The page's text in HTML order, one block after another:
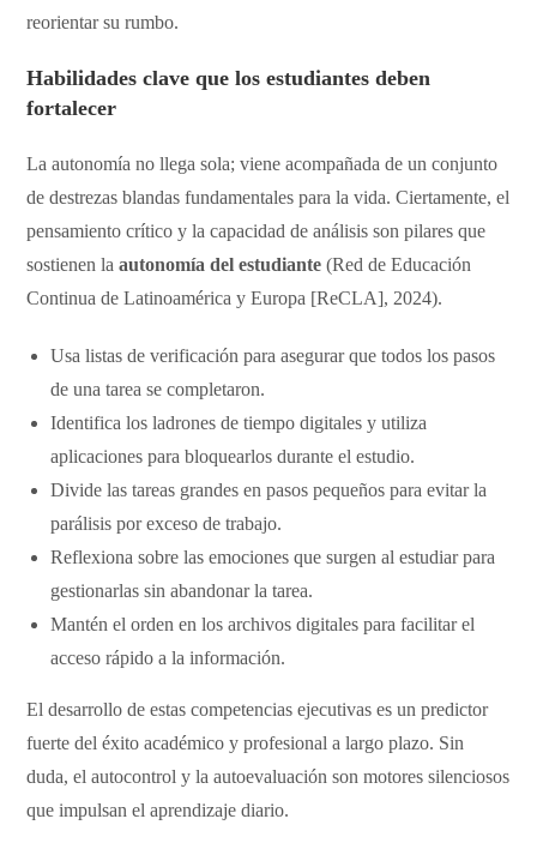
reorientar su rumbo.
​Habilidades clave que los estudiantes deben
fortalecer
​La autonomía no llega sola; viene acompañada de un conjunto
de destrezas blandas fundamentales para la vida. Ciertamente, el
pensamiento crítico y la capacidad de análisis son pilares que
sostienen laautonomía del estudiante (Red de Educación
Continua de Latinoamérica y Europa [ReCLA], 2024).
​Usa listas de verificación para asegurar que todos los pasos
de una tarea se completaron.
​Identifica los ladrones de tiempo digitales y utiliza
aplicaciones para bloquearlos durante el estudio.
​Divide las tareas grandes en pasos pequeños para evitar la
parálisis por exceso de trabajo.
​Reflexiona sobre las emociones que surgen al estudiar para
gestionarlas sin abandonar la tarea.
​Mantén el orden en los archivos digitales para facilitar el
acceso rápido a la información.
​El desarrollo de estas competencias ejecutivas es un predictor
fuerte del éxito académico y profesional a largo plazo. Sin
duda, el autocontrol y la autoevaluación son motores silenciosos
que impulsan el aprendizaje diario.